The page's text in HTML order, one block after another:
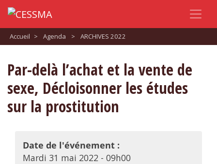
Accueil > Agenda > ARCHIVES 2022
Par-delà l’achat et la vente de
sexe, Décloisonner les études
sur la prostitution
Date de l'événement :
Mardi 31 mai 2022 - 09h00